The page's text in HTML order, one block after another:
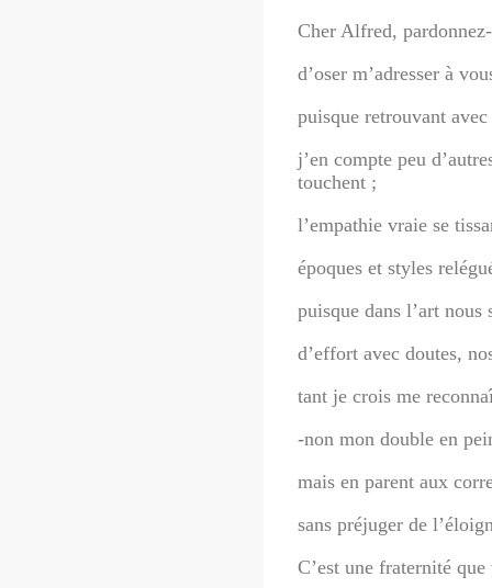
Cher Alfred,
d’oser m’adresser à
puisque retrouvant
j’en compte peu
touchent ;
l’empathie vraie se
époques et styles
puisque dans l’art nous
d’effort avec doutes,
tant je crois me
-non mon double en
mais en parent aux
sans préjuger de
C’est une fraternité